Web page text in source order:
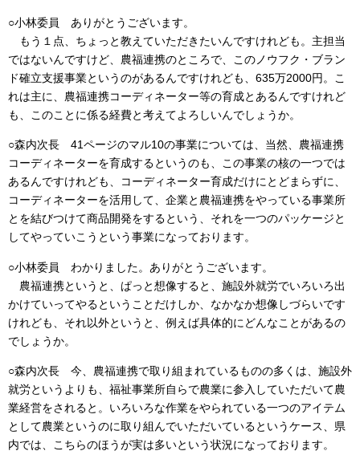
○小林委員 ありがとうございます。
もう１点、ちょっと教えていただきたいんですけれども。主担当
ではないんですけど、農福連携のところで、このノウフク・ブラン
ド確立支援事業というのがあるんですけれども、635万2000円。こ
れは主に、農福連携コーディネーター等の育成とあるんですけれど
も、このことに係る経費と考えてよろしいんでしょうか。
○森内次長 41ページのマル10の事業については、当然、農福連携
コーディネーターを育成するというのも、この事業の核の一つでは
あるんですけれども、コーディネーター育成だけにとどまらずに、
コーディネーターを活用して、企業と農福連携をやっている事業所
とを結びつけて商品開発をするという、それを一つのパッケージと
してやっていこうという事業になっております。
○小林委員 わかりました。ありがとうございます。
農福連携というと、ぱっと想像すると、施設外就労でいろいろ出
かけていってやるということだけしか、なかなか想像しづらいです
けれども、それ以外というと、例えば具体的にどんなことがあるの
でしょうか。
○森内次長 今、農福連携で取り組まれているものの多くは、施設外
就労というよりも、福祉事業所自らで農業に参入していただいて農
業経営をされると。いろいろな作業をやられている一つのアイテム
として農業というのに取り組んでいただいているというケース、県
内では、こちらのほうが実は多いという状況になっております。